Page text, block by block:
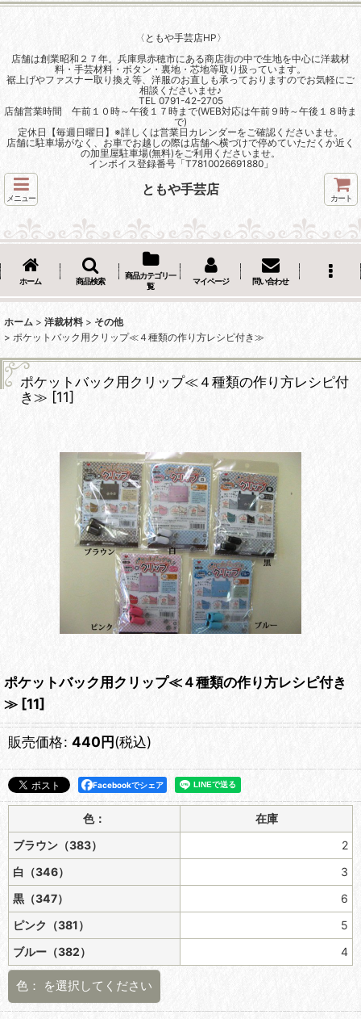
〈ともや手芸店HP〉
店舗は創業昭和２７年。兵庫県赤穂市にある商店街の中で生地を中心に洋裁材
料・手芸材料・ボタン・裏地・芯地等取り扱っています。
裾上げやファスナー取り換え等、洋服のお直しも承っておりますのでお気軽にご
相談くださいませ♪
TEL 0791-42-2705
店舗営業時間 午前１０時～午後１７時まで(WEB対応は午前９時～午後１８時ま
で)
定休日【毎週日曜日】※詳しくは営業日カレンダーをご確認くださいませ。
店舗に駐車場がなく、お車でお越しの際は店舗へ横づけで停めていただくか近く
の加里屋駐車場(無料)をご利用くださいませ。
インボイス登録番号「T7810026691880」
メニュー
ともや手芸店
カート
ホーム 商品検索
商品カテゴリ一
覧
マイページ 問い合わせ
ホーム > 洋裁材料 > その他
> ポケットバック用クリップ≪４種類の作り方レシピ付き≫
ポケットバック用クリップ≪４種類の作り方レシピ付
き≫ [11]
ポケットバック用クリップ≪４種類の作り方レシピ付き
≫ [11]
販売価格: 440円(税込)
Facebookでシェア
色：
在庫
ブラウン（383）
2
白（346）
3
黒（347）
6
ピンク（381）
5
ブルー（382）
4
色： を選択してください